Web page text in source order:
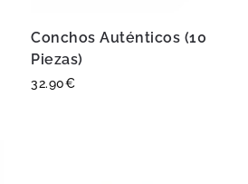
Conchos Auténticos (10
Piezas)
32.90€